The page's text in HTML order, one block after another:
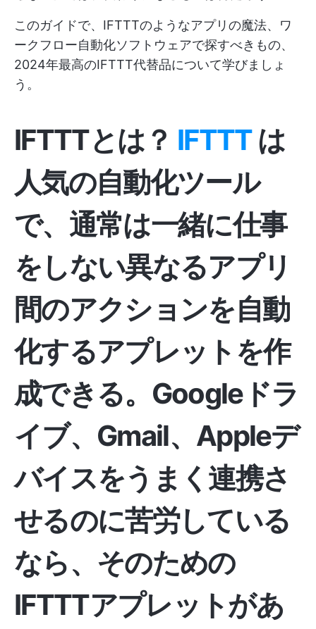
このガイドで、IFTTTのようなアプリの魔法、ワ
ークフロー自動化ソフトウェアで探すべきもの、
2024年最高のIFTTT代替品について学びましょ
う。
IFTTTとは？ IFTTTは
人気の自動化ツール
で、通常は一緒に仕事
をしない異なるアプリ
間のアクションを自動
化するアプレットを作
成できる。Googleドラ
イブ、Gmail、Appleデ
バイスをうまく連携さ
せるのに苦労している
なら、そのための
IFTTTアプレットがあ